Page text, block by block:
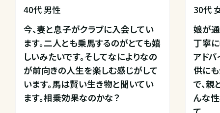
40代 男性
今、妻と息子がクラブに入会してい
ます。二人とも乗馬するのがとても嬉
しいみたいです。そしてなによりなの
が前向きの人生を楽しむ感じがして
います。馬は賢い生き物と聞いてい
ます。相乗効果なのかな？
30代
娘が
丁寧
アド
供に
で、親
んな